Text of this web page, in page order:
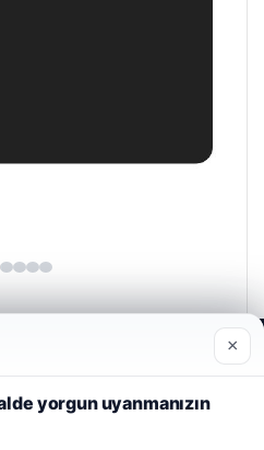
daha iyi anlayabilmek,
geliştirmek amacıyla çerezler
×
yorgun uyanmanızın